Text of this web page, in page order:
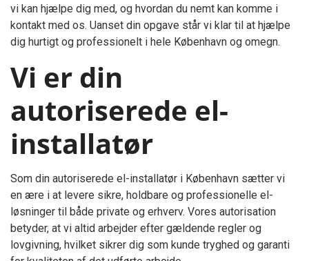
vi kan hjælpe dig med, og hvordan du nemt kan komme i
kontakt med os. Uanset din opgave står vi klar til at hjælpe
dig hurtigt og professionelt i hele København og omegn.
Vi er din
autoriserede el-
installatør
Som din autoriserede el-installatør i København sætter vi
en ære i at levere sikre, holdbare og professionelle el-
løsninger til både private og erhverv. Vores autorisation
betyder, at vi altid arbejder efter gældende regler og
lovgivning, hvilket sikrer dig som kunde tryghed og garanti